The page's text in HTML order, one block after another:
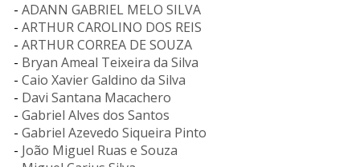
- ADANN GABRIEL MELO SILVA
- ARTHUR CAROLINO DOS REIS
- ARTHUR CORREA DE SOUZA
- Bryan Ameal Teixeira da Silva
- Caio Xavier Galdino da Silva
- Davi Santana Macachero
- Gabriel Alves dos Santos
- Gabriel Azevedo Siqueira Pinto
- João Miguel Ruas e Souza